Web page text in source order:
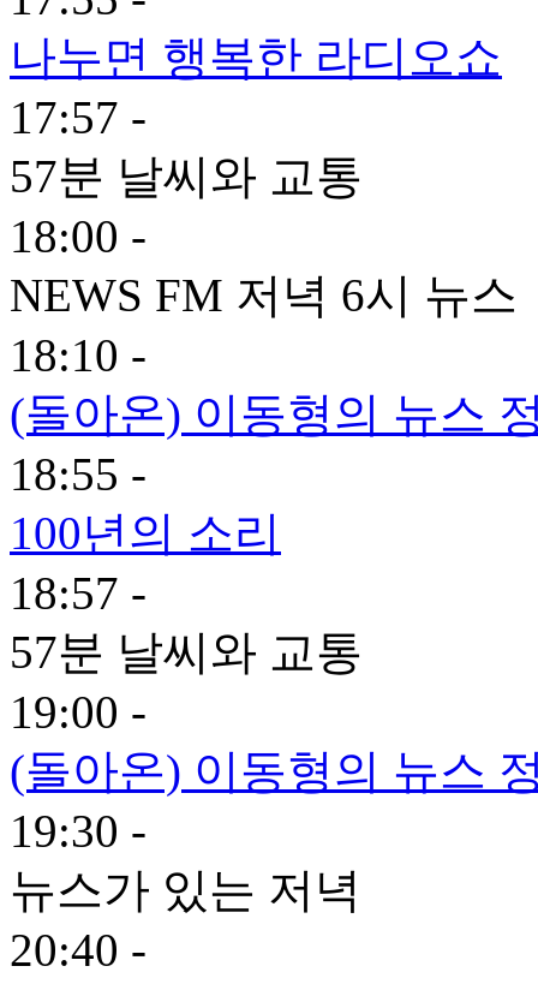
나누면 행복한 라디오쇼
17:57 -
57분 날씨와 교통
18:00 -
NEWS FM 저녁 6시 뉴스
18:10 -
(돌아온) 이동형의 뉴스
18:55 -
100년의 소리
18:57 -
57분 날씨와 교통
19:00 -
(돌아온) 이동형의 뉴스
19:30 -
뉴스가 있는 저녁
20:40 -